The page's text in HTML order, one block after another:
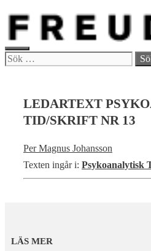
Hoppa
innehåll
MENY
Sök
LEDARTEXT
TID/SKRIFT NR 13
Per Magnus Johansson
Texten ingår i: Psykoanalytisk
LÄS MER